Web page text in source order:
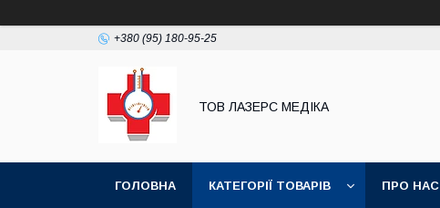
+380 (95) 180-95-25
ТОВ ЛАЗЕРС МЕДІКА
ГОЛОВНА КАТЕГОРІЇ ТОВАРІВ ПРО НАС